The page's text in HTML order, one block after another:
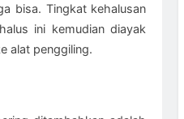
bisa. Tingkat kehalusan
ini kemudian diayak
alat penggiling.